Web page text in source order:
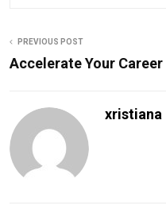
PREVIOUS POST
Accelerate Your Career
xristiana